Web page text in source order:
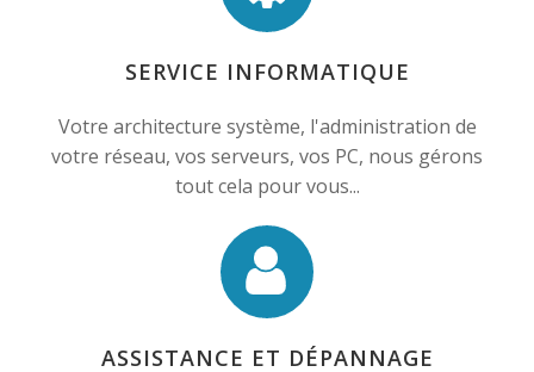
SERVICE INFORMATIQUE
Votre architecture système, l'administration de
votre réseau, vos serveurs, vos PC, nous gérons
tout cela pour vous...
ASSISTANCE ET DÉPANNAGE